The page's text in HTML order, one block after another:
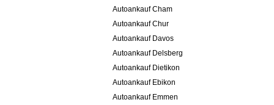
Autoankauf Cham
Autoankauf Chur
Autoankauf Davos
Autoankauf Delsberg
Autoankauf Dietikon
Autoankauf Ebikon
Autoankauf Emmen